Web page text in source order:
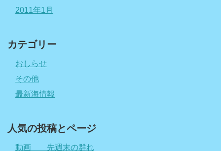
2011年1月
カテゴリー
おしらせ
その他
最新海情報
人気の投稿とページ
動画 先週末の群れ